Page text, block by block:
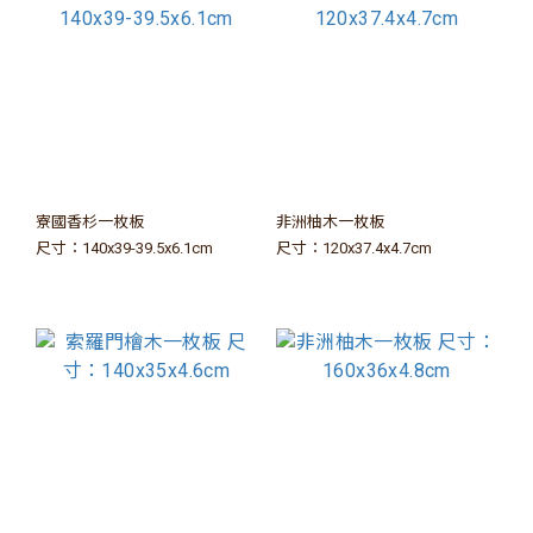
寮國香杉一枚板
尺寸：140x39-39.5x6.1cm
非洲柚木一枚板
尺寸：120x37.4x4.7cm